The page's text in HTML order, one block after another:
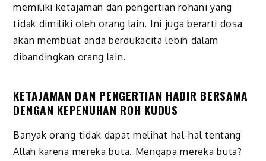
memiliki ketajaman dan pengertian rohani yang
tidak dimiliki oleh orang lain. Ini juga berarti dosa
akan membuat anda berdukacita lebih dalam
dibandingkan orang lain.
KETAJAMAN DAN PENGERTIAN HADIR BERSAMA
DENGAN KEPENUHAN ROH KUDUS
Banyak orang tidak dapat melihat hal-hal tentang
Allah karena mereka buta. Mengapa mereka buta?